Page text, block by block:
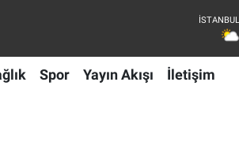
Spor Yayın Akışı İletişim